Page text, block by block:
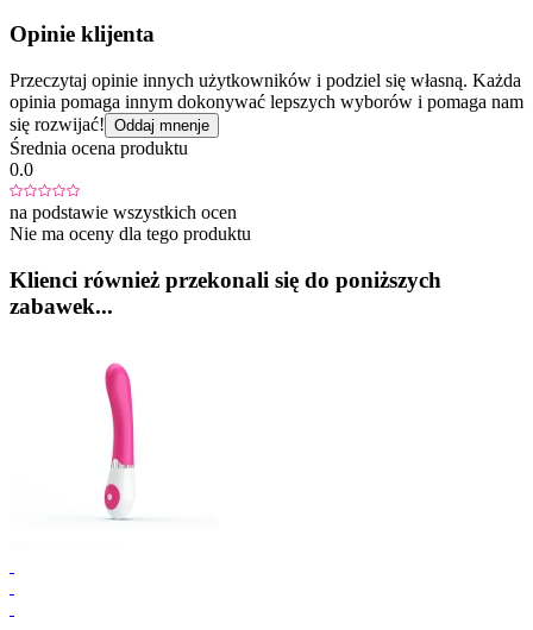
Opinie klijenta
Przeczytaj opinie innych użytkowników i podziel się własną. Każda
opinia pomaga innym dokonywać lepszych wyborów i pomaga nam
się rozwijać! Oddaj mnenje
Średnia ocena produktu
0.0
na podstawie wszystkich ocen
Nie ma oceny dla tego produktu
Klienci również przekonali się do poniższych
zabawek...